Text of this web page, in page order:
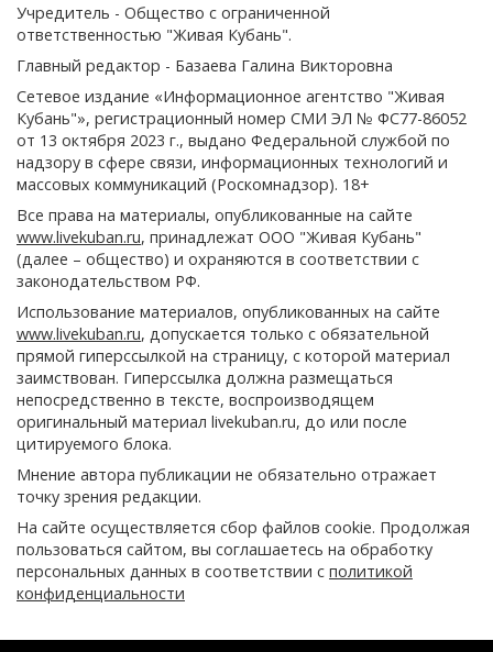
Учредитель - Общество с ограниченной
ответственностью "Живая Кубань".
Главный редактор - Базаева Галина Викторовна
Сетевое издание «Информационное агентство "Живая
Кубань"», регистрационный номер СМИ ЭЛ № ФС77-86052
от 13 октября 2023 г., выдано Федеральной службой по
надзору в сфере связи, информационных технологий и
массовых коммуникаций (Роскомнадзор). 18+
Все права на материалы, опубликованные на сайте
www.livekuban.ru, принадлежат ООО "Живая Кубань"
(далее – общество) и охраняются в соответствии с
законодательством РФ.
Использование материалов, опубликованных на сайте
www.livekuban.ru, допускается только с обязательной
прямой гиперссылкой на страницу, с которой материал
заимствован. Гиперссылка должна размещаться
непосредственно в тексте, воспроизводящем
оригинальный материал livekuban.ru, до или после
цитируемого блока.
Мнение автора публикации не обязательно отражает
точку зрения редакции.
На сайте осуществляется сбор файлов cookie. Продолжая
пользоваться сайтом, вы соглашаетесь на обработку
персональных данных в соответствии с политикой
конфиденциальности